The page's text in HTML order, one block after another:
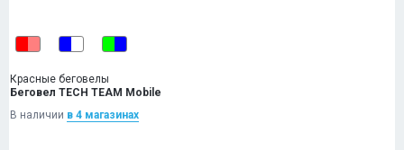
Красные беговелы
Беговел TECH TEAM Mobile
В наличии в 4 магазинах